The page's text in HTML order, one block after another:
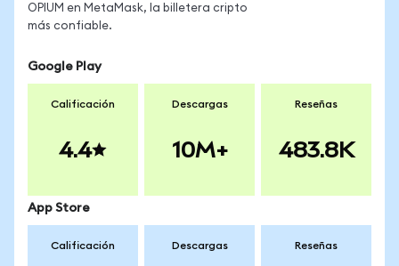
OPIUM en MetaMask, la billetera cripto
más confiable.
Google Play
Calificación
4.4
Descargas
10M+
Reseñas
483.8K
App Store
Calificación Descargas Reseñas